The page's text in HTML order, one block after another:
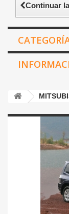
Continuar